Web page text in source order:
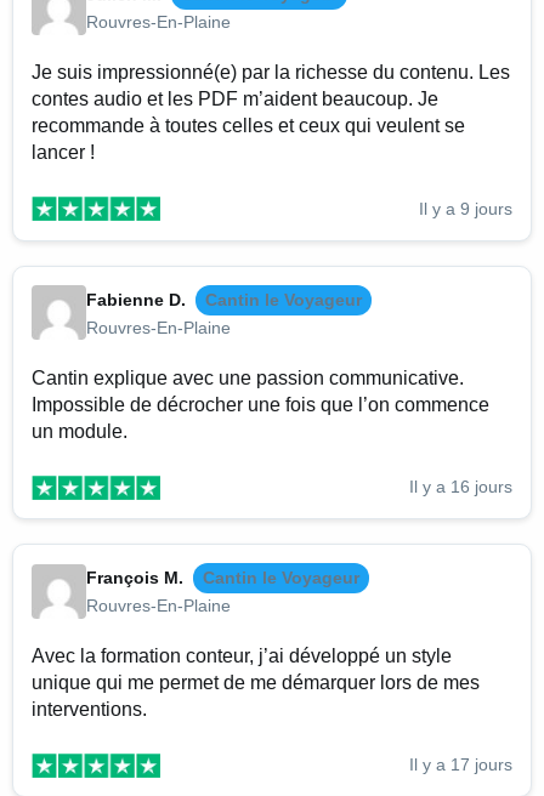
Rouvres-En-Plaine
Je suis impressionné(e) par la richesse du contenu. Les
contes audio et les PDF m’aident beaucoup. Je
recommande à toutes celles et ceux qui veulent se
lancer !
Il y a 9 jours
Fabienne D.
Cantin le Voyageur
Rouvres-En-Plaine
Cantin explique avec une passion communicative.
Impossible de décrocher une fois que l’on commence
un module.
Il y a 16 jours
François M.
Cantin le Voyageur
Rouvres-En-Plaine
Avec la formation conteur, j’ai développé un style
unique qui me permet de me démarquer lors de mes
interventions.
Il y a 17 jours